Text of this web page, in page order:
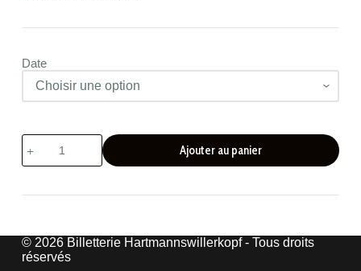
Date
quantité
de
Visite
du
bataille
Ajouter au panier
© 2026 Billetterie Hartmannswillerkopf - Tous droits
réservés